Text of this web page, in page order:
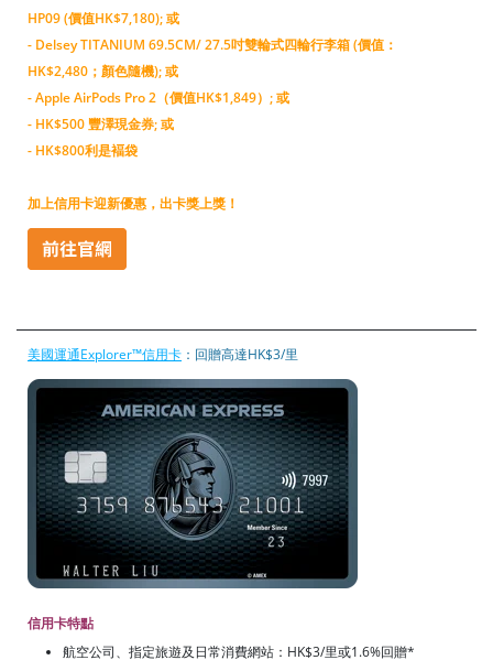
HP09 (價值HK$7,180); 或
- Delsey TITANIUM 69.5CM/ 27.5吋雙輪式四輪行李箱 (價值：
HK$2,480；顏色隨機); 或
- Apple AirPods Pro 2（價值HK$1,849）; 或
- HK$500 豐澤現金券; 或
- HK$800利是褔袋
加上信用卡迎新優惠，出卡獎上獎！
美國運通Explorer™信用卡 ：回贈高達HK$3/里
信用卡特點
航空公司、指定旅遊及日常消費網站：HK$3/里或1.6%回贈*